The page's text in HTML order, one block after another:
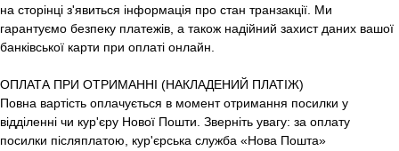
на сторінці з'явиться інформація про стан транзакції. Ми
гарантуємо безпеку платежів, а також надійний захист даних вашої
банківської карти при оплаті онлайн.
ОПЛАТА ПРИ ОТРИМАННІ (НАКЛАДЕНИЙ ПЛАТІЖ)
Повна вартість оплачується в момент отримання посилки у
відділенні чи кур'єру Нової Пошти. Зверніть увагу: за оплату
посилки післяплатою, кур'єрська служба «Нова Пошта»